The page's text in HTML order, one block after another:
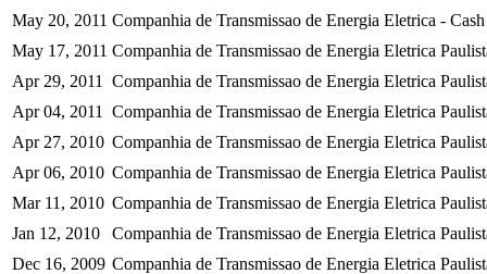
May 20, 2011 Companhia de Transmissao de Energia Eletrica -
May 17, 2011 Companhia de Transmissao de Energia Eletrica
Apr 29, 2011
Companhia de Transmissao de Energia Eletrica
Apr 04, 2011
Companhia de Transmissao de Energia Eletrica
Apr 27, 2010 Companhia de Transmissao de Energia Eletrica
Apr 06, 2010 Companhia de Transmissao de Energia Eletrica
Mar 11, 2010 Companhia de Transmissao de Energia Eletrica
Jan 12, 2010
Companhia de Transmissao de Energia Eletrica
Dec 16, 2009 Companhia de Transmissao de Energia Eletrica